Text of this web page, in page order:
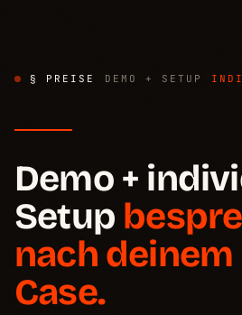
§ PREISE DEMO + SETUP
Demo +
Setup
nach deinem
Case.